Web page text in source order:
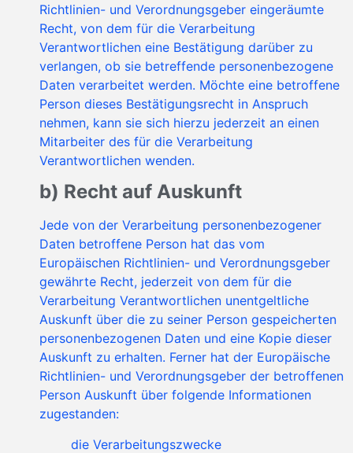
Richtlinien- und Verordnungsgeber eingeräumte
Recht, von dem für die Verarbeitung
Verantwortlichen eine Bestätigung darüber zu
verlangen, ob sie betreffende personenbezogene
Daten verarbeitet werden. Möchte eine betroffene
Person dieses Bestätigungsrecht in Anspruch
nehmen, kann sie sich hierzu jederzeit an einen
Mitarbeiter des für die Verarbeitung
Verantwortlichen wenden.
b) Recht auf Auskunft
Jede von der Verarbeitung personenbezogener
Daten betroffene Person hat das vom
Europäischen Richtlinien- und Verordnungsgeber
gewährte Recht, jederzeit von dem für die
Verarbeitung Verantwortlichen unentgeltliche
Auskunft über die zu seiner Person gespeicherten
personenbezogenen Daten und eine Kopie dieser
Auskunft zu erhalten. Ferner hat der Europäische
Richtlinien- und Verordnungsgeber der betroffenen
Person Auskunft über folgende Informationen
zugestanden:
die Verarbeitungszwecke